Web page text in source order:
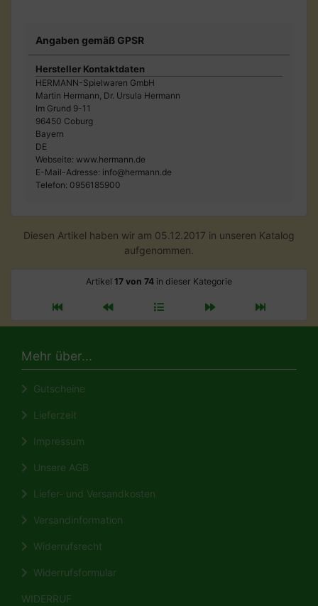
Angaben gemäß GPSR
Hersteller Kontaktdaten
HERMANN-Spielwaren GmbH
Martin Hermann, Dr. Ursula Hermann
Im Grund 9-11
96450 Coburg
Bayern
DE
Webseite: www.hermann.de
E-Mail-Adresse: info@hermann.de
Telefon: 0956185900
Diesen Artikel haben wir am 05.12.2017 in unseren Katalog
aufgenommen.
Artikel 17 von 74 in dieser Kategorie
Mehr über...
Gutscheine
Lieferzeit
Impressum
Unsere AGB
Liefer- und Versandkosten
Versandinformation
Widerrufsrecht
Widerrufsformular
WIDERRUF